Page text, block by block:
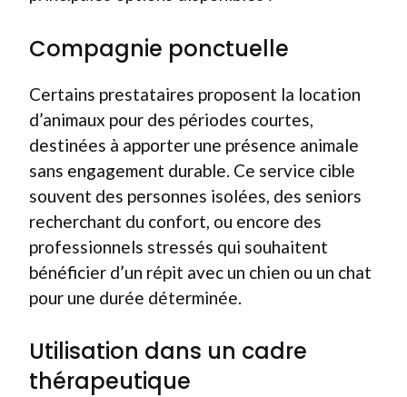
Compagnie ponctuelle
Certains prestataires proposent la location
d’animaux pour des périodes courtes,
destinées à apporter une présence animale
sans engagement durable. Ce service cible
souvent des personnes isolées, des seniors
recherchant du confort, ou encore des
professionnels stressés qui souhaitent
bénéficier d’un répit avec un chien ou un chat
pour une durée déterminée.
Utilisation dans un cadre
thérapeutique